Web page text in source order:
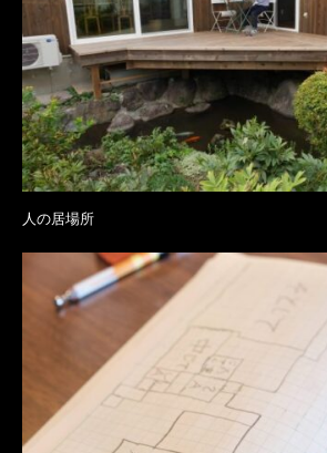
人の居場所